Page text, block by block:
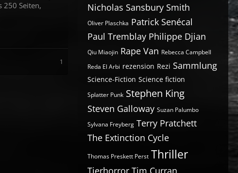
250 Seiten,
1
Nicholas Sansbury Smith
Oliver Plaschka Patrick Senécal
Paul Tremblay Philippe Djian
Qiu Miaojin Rape Van Rebecca Campbell
Reda El Arbi rezension Rezi Sammlung
Science-Fiction Science fiction
Splatter Punk Stephen King
Steven Galloway Suzan Palumbo
Sylvana Freyberg Terry Pratchett
The Extinction Cycle
Thomas Preskett Perst Thriller
Tierhorror Tim Curran